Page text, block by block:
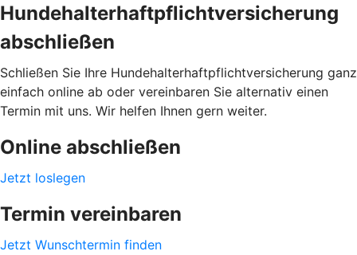
Hundehalterhaftpflichtversicherung
abschließen
Schließen Sie Ihre Hundehalterhaftpflichtversicherung ganz
einfach online ab oder vereinbaren Sie alternativ einen
Termin mit uns. Wir helfen Ihnen gern weiter.
Online abschließen
Jetzt loslegen
Termin vereinbaren
Jetzt Wunschtermin finden